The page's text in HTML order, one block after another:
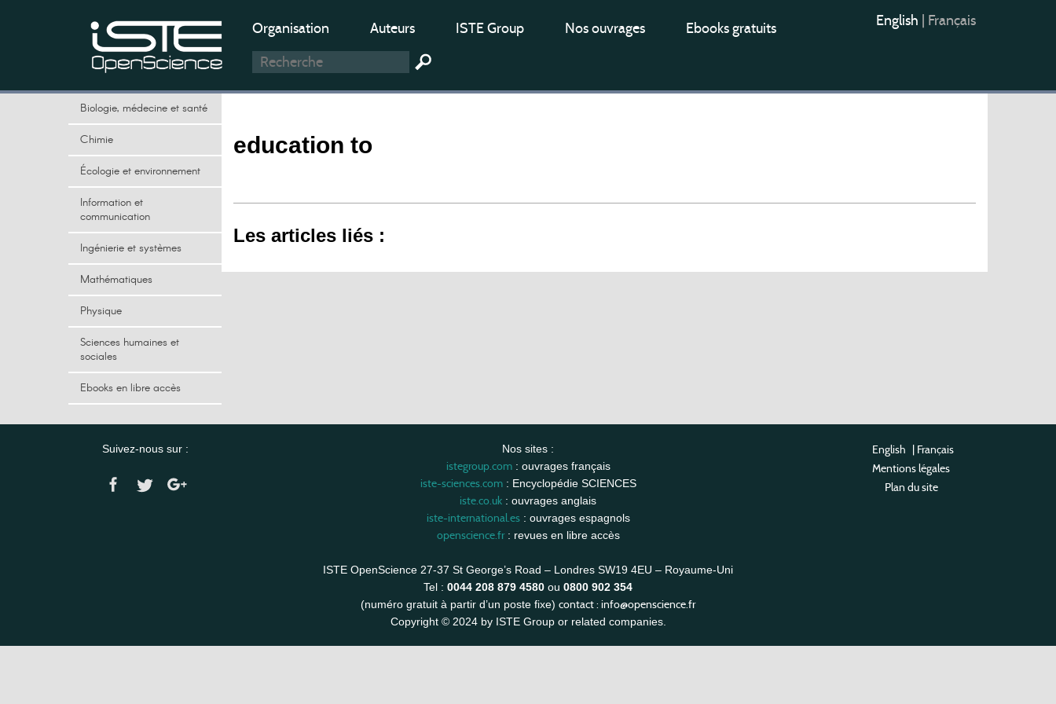
Organisation Auteurs ISTE Group Nos ouvrages Ebooks gratuits English Français
Biologie, médecine et santé
Chimie
Écologie et environnement
Information et
communication
Ingénierie et systèmes
Mathématiques
Physique
Sciences humaines et
sociales
Ebooks en libre accès
education to
Les articles liés :
Suivez-nous sur : Nos sites :
istegroup.com: ouvrages français
iste-sciences.com: Encyclopédie SCIENCES
iste.co.uk : ouvrages anglais
iste-international.es: ouvrages espagnols
openscience.fr: revues en libre accès
ISTE OpenScience 27-37 St George’s Road – Londres SW19 4EU – Royaume-Uni
Tel : 0044 208 879 4580 ou 0800 902 354
(numéro gratuit à partir d’un poste fixe) contact : info@openscience.fr
Copyright © 2024 by ISTE Group or related companies.
English | Français
Mentions légales
Plan du site